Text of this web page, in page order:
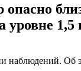
опасно
уровне
наблюдений. Об